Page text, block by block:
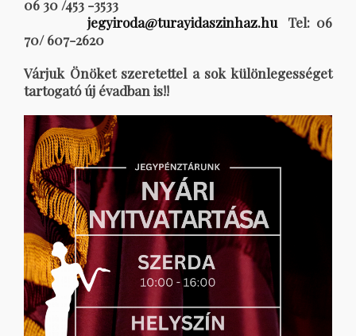
06 30 /453 -3533
jegyiroda@turayidaszinhaz.huTel: 06
70/ 607-2620
Várjuk Önöket szeretettel a sok különlegességet
tartogató új évadban is!!